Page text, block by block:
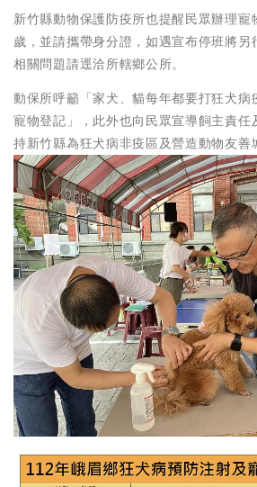
新竹縣動物保護防疫所也提醒民眾辦理寵
歲，並請攜帶身分證，如遇宣布停班將
相關問題請逕洽所轄鄉公所。
動保所呼籲「家犬、貓每年都要打狂犬病
寵物登記」，此外也向民眾宣導飼主責任
持新竹縣為狂犬病非疫區及營造動物友善